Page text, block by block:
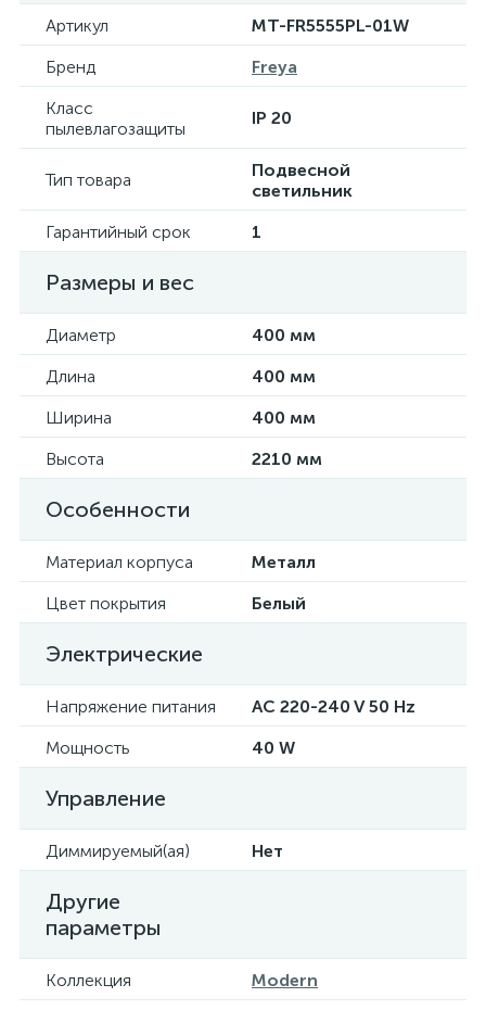
Артикул
MT-FR5555PL-01W
Бренд
Freya
Класс
пылевлагозащиты
IP 20
Тип товара
Подвесной
светильник
Гарантийный срок
1
Размеры и вес
Диаметр
400 мм
Длина
400 мм
Ширина
400 мм
Высота
2210 мм
Особенности
Материал корпуса
Металл
Цвет покрытия
Белый
Электрические
Напряжение питания
AC 220-240 V 50 Hz
Мощность
40 W
Управление
Диммируемый(ая) Нет
Другие
параметры
Коллекция Modern